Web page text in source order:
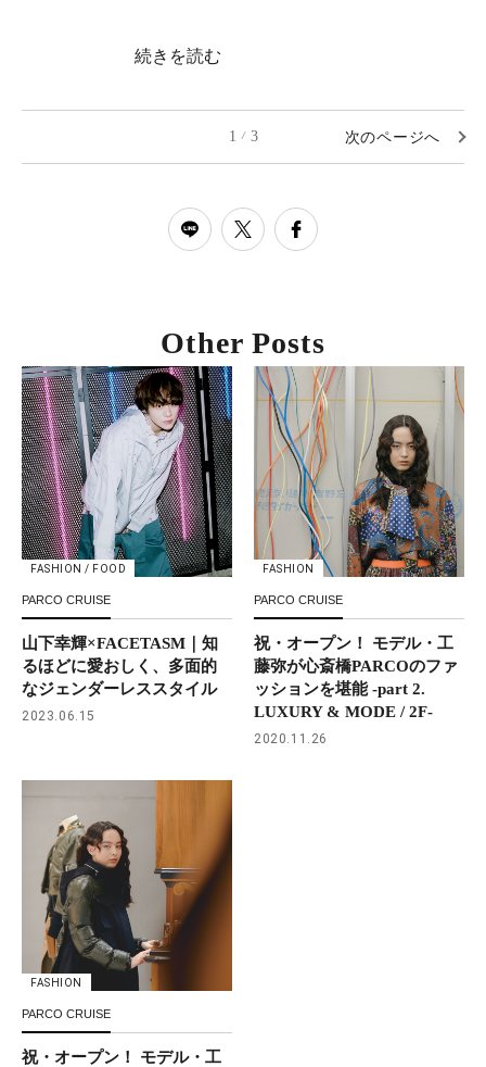
続きを読む
1 / 3 次のページへ
Other Posts
FASHION / FOOD
PARCO CRUISE
山下幸輝×FACETASM｜知
るほどに愛おしく、多面的
なジェンダーレススタイル
2023.06.15
FASHION
PARCO CRUISE
祝・オープン！ モデル・工
藤弥が心斎橋PARCOのファ
ッションを堪能 -part 2.
LUXURY & MODE / 2F-
2020.11.26
FASHION
PARCO CRUISE
祝・オープン！ モデル・工